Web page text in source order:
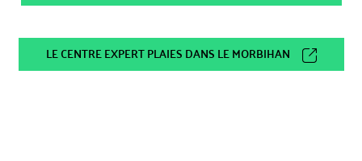
LE CENTRE EXPERT PLAIES DANS LE MORBIHAN